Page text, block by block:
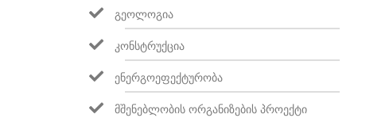
ᲒᲔᲝᲚᲝᲒᲘᲐ
ᲙᲝᲜᲡᲢᲠᲣᲥᲪᲘᲐ
ᲔᲜᲔᲠᲒᲝᲔᲤᲔᲥᲢᲣᲠᲝᲑᲐ
ᲛᲨᲔᲜᲔᲑᲚᲝᲑᲘᲡ ᲝᲠᲒᲐᲜᲘᲖᲔᲑᲘᲡ ᲞᲠᲝᲔᲥᲢᲘ